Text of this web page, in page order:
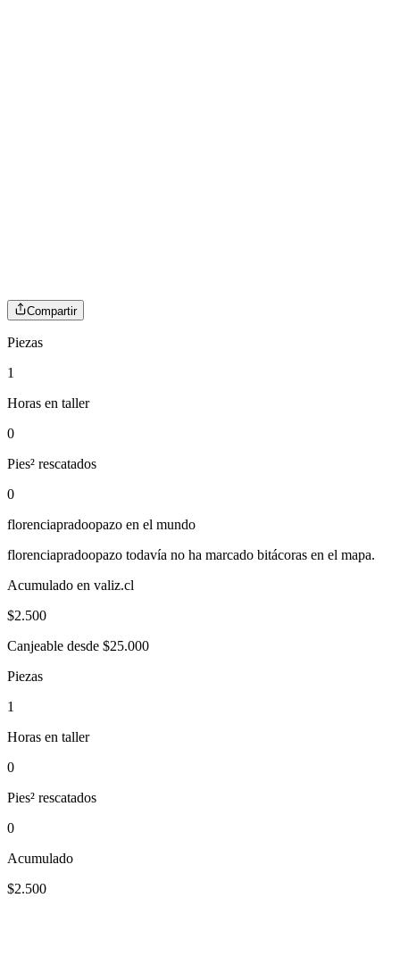
Compartir
Piezas
1
Horas en taller
0
Pies² rescatados
0
florenciapradoopazo en el mundo
florenciapradoopazo todavía no ha marcado bitácoras en el mapa.
Acumulado en valiz.cl
$2.500
Canjeable desde $25.000
Piezas
1
Horas en taller
0
Pies² rescatados
0
Acumulado
$2.500